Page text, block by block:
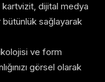
kartvizit, dijital medya
sağlayarak
ve form
görsel olarak